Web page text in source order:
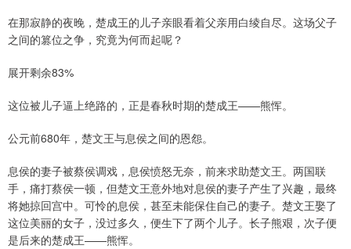
在那寂静的夜晚，楚成王的儿子亲眼看着父亲用白绫自尽。这场父子
之间的篡位之争，究竟为何而起呢？
展开剩余83%
这位被儿子逼上绝路的，正是春秋时期的楚成王——熊恽。
公元前680年，楚文王与息侯之间的恩怨。
息侯的妻子被蔡侯调戏，息侯愤怒无奈，前来求助楚文王。两国联
手，痛打蔡侯一顿，但楚文王意外地对息侯的妻子产生了兴趣，最终
将她掠回宫中。可怜的息侯，甚至未能保住自己的妻子。楚文王娶了
这位美丽的女子，没过多久，便生下了两个儿子。长子熊艰，次子便
是后来的楚成王——熊恽。